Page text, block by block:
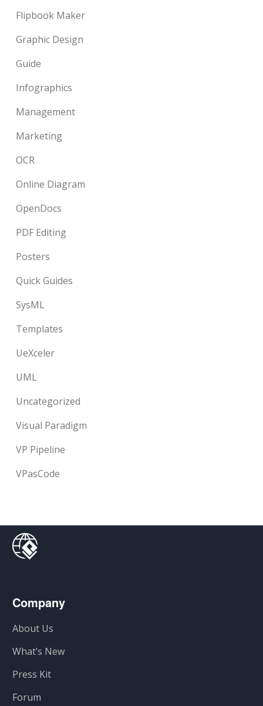
Flipbook Maker
Graphic Design
Guide
Infographics
Management
Marketing
OCR
Online Diagram
OpenDocs
PDF Editing
Posters
Quick Guides
SysML
Templates
UeXceler
UML
Uncategorized
Visual Paradigm
VP Pipeline
VPasCode
Company
About Us
What’s New
Press Kit
Forum